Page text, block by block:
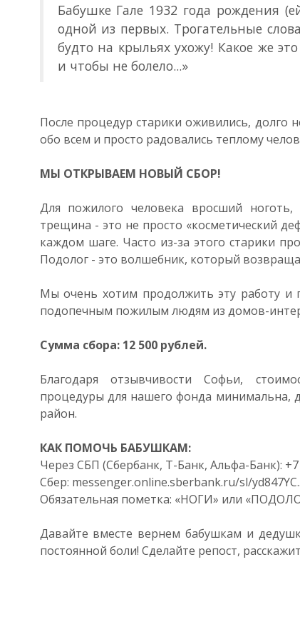
Бабушке Гале 1932 года рождения
одной из первых. Трогательные
будто на крыльях ухожу! Какое же
и чтобы не болело...»
После процедур старики оживились, долго
обо всем и просто радовались теплому
МЫ ОТКРЫВАЕМ НОВЫЙ СБОР!
Для пожилого человека вросший ноготь,
трещина - это не просто «косметический
каждом шаге. Часто из-за этого старики
Подолог - это волшебник, который
Мы очень хотим продолжить эту работу и
подопечным пожилым людям из домов-
Сумма сбора: 12 500 рублей.
Благодаря отзывчивости Софьи,
процедуры для нашего фонда минимальна,
район.
КАК ПОМОЧЬ БАБУШКАМ:
Через СБП (Сбербанк, Т-Банк, Альфа-Банк): +7
Сбер: messenger.online.sberbank.ru/sl/
Обязательная пометка: «НОГИ» или
Давайте вместе вернем бабушкам и
постоянной боли! Сделайте репост,